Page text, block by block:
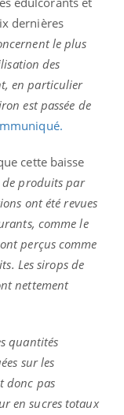
dernières
le plus
des
en particulier
est passée de
cette baisse
produits par
ont été revues
comme le
perçus comme
Les sirops de
nettement
quantités
sur les
donc pas
en sucres totaux